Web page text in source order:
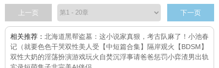
上一页 下一页
相关推荐： 北海道黑帮盗墓：这小说家真狠，考古队麻了！ 小池春
记（就要色色干哭双性美人受【中短篇合集】
隔岸观火【BDSM】
双性大奶的淫荡扮演游戏玩火自焚沉浮事请爸爸惩罚小弈渣男出轨